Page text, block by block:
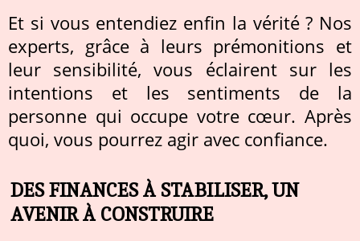
Et si vous entendiez enfin la vérité ? Nos
experts, grâce à leurs prémonitions et
leur sensibilité, vous éclairent sur les
intentions et les sentiments de la
personne qui occupe votre cœur. Après
quoi, vous pourrez agir avec confiance.
DES FINANCES À STABILISER, UN
AVENIR À CONSTRUIRE